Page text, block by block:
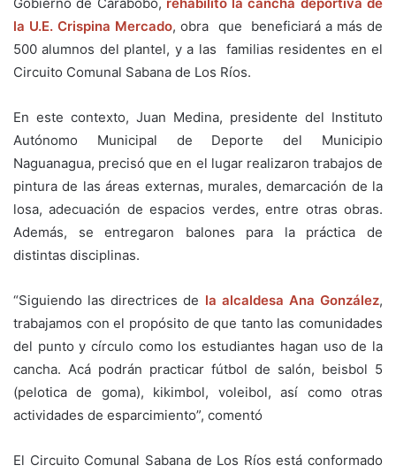
la U.E. Crispina Mercado, obra que beneficiará a más de
500 alumnos del plantel, y a las familias residentes en el
Circuito Comunal Sabana de Los Ríos.
En este contexto, Juan Medina, presidente del Instituto
Autónomo Municipal de Deporte del Municipio
Naguanagua, precisó que en el lugar realizaron trabajos de
pintura de las áreas externas, murales, demarcación de la
losa, adecuación de espacios verdes, entre otras obras.
Además, se entregaron balones para la práctica de
distintas disciplinas.
“Siguiendo las directrices de la alcaldesa Ana González,
trabajamos con el propósito de que tanto las comunidades
del punto y círculo como los estudiantes hagan uso de la
cancha. Acá podrán practicar fútbol de salón, beisbol 5
(pelotica de goma), kikimbol, voleibol, así como otras
actividades de esparcimiento”, comentó
El Circuito Comunal Sabana de Los Ríos está conformado